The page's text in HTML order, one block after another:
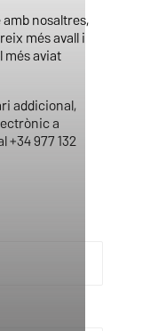
nosaltres,
més avall i
més aviat
addicional,
a
+34 977 132